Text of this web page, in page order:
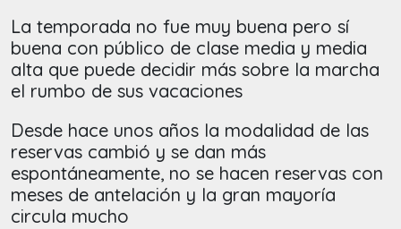
La temporada no fue muy buena pero sí
buena con público de clase media y media
alta que puede decidir más sobre la marcha
el rumbo de sus vacaciones
Desde hace unos años la modalidad de las
reservas cambió y se dan más
espontáneamente, no se hacen reservas con
meses de antelación y la gran mayoría
circula mucho